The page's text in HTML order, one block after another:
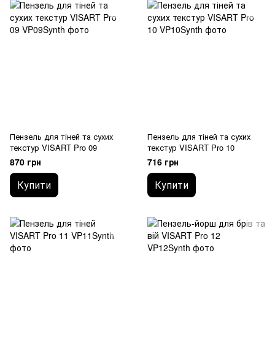
Пензель для тіней та сухих
текстур VISART Pro 09
870 грн
Купити
Пензель для тіней та сухих
текстур VISART Pro 10
716 грн
Купити